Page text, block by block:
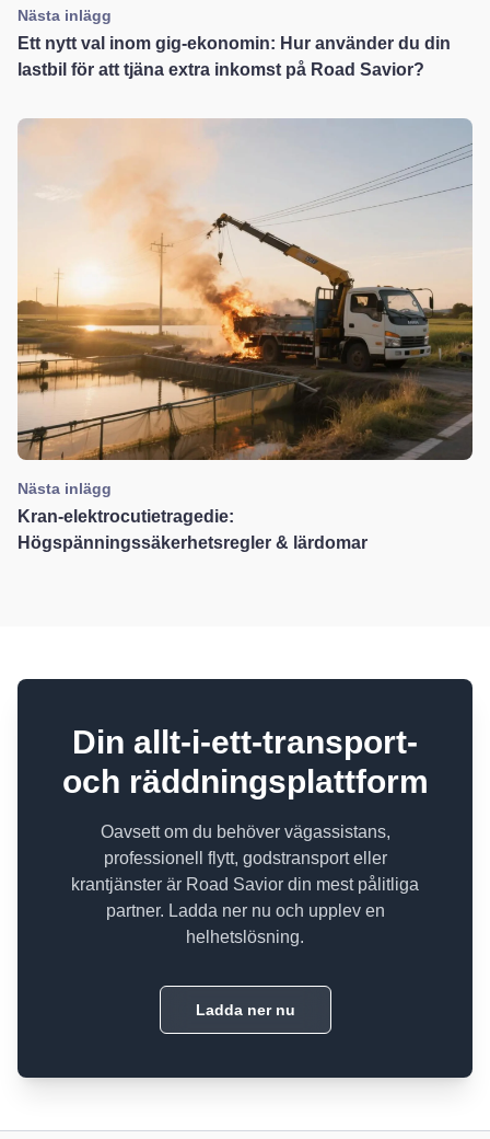
Nästa inlägg
Ett nytt val inom gig-ekonomin: Hur använder du din
lastbil för att tjäna extra inkomst på Road Savior?
Nästa inlägg
Kran-elektrocutietragedie:
Högspänningssäkerhetsregler & lärdomar
Din allt-i-ett-transport-
och räddningsplattform
Oavsett om du behöver vägassistans,
professionell flytt, godstransport eller
krantjänster är Road Savior din mest pålitliga
partner. Ladda ner nu och upplev en
helhetslösning.
Ladda ner nu